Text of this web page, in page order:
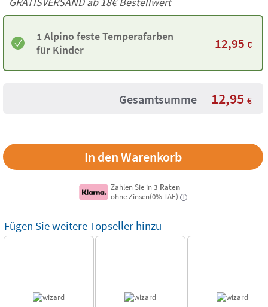
1 Alpino feste Temperafarben
für Kinder
12,95 €
Gesamtsumme 12,95 €
Zahlen Sie in3 Raten
ohne Zinsen(0% TAE)
i
Fügen Sie weitere Topseller hinzu